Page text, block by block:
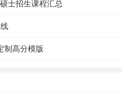
士招生课程汇总
制高分模版